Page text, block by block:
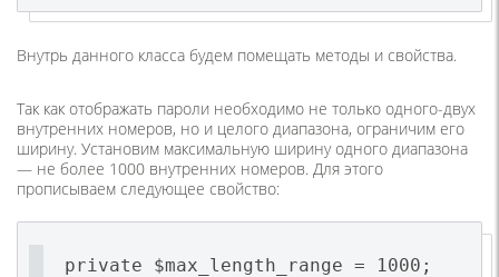
Внутрь данного класса будем помещать методы и свойства.
Так как отображать пароли необходимо не только одного-двух
внутренних номеров, но и целого диапазона, ограничим его
ширину. Установим максимальную ширину одного диапазона
— не более 1000 внутренних номеров. Для этого
прописываем следующее свойство:
private $max_length_range = 1000;